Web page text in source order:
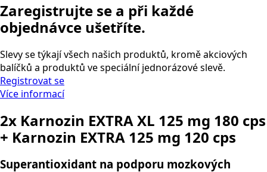
cps
+
Karnozin
EXTRA
125
mg
120
množství
Zaregistrujte se a při každé
objednávce ušetříte.
Slevy se týkají všech našich produktů, kromě akciových
balíčků a produktů ve speciální jednorázové slevě.
Registrovat se
Více informací
2x Karnozin EXTRA XL 125 mg 180 cps
+ Karnozin EXTRA 125 mg 120 cps
Superantioxidant na podporu mozkových